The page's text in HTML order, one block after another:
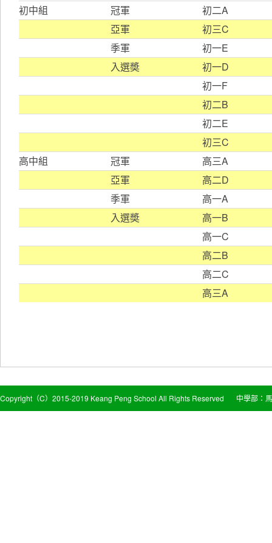
初中組 冠軍
初二A
亞軍
初三C
季軍
初一E
入選奬
初一D
初一F
初二B
初二E
初三C
高中組
冠軍
高三A
亞軍
高二D
季軍
高一A
入選奬
高一B
高一C
高二B
高二C
高三A
Copyright（C）2015-2019 Keang Peng School All Rights Reserved 中學部：